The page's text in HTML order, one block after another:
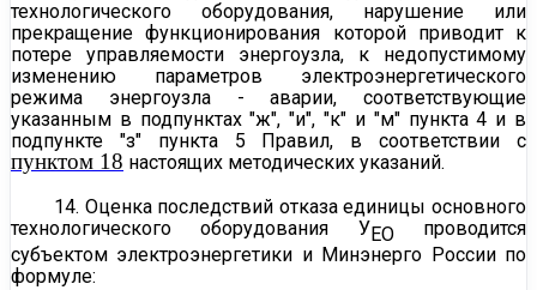
технологического оборудования, нарушение или
прекращение функционирования которой приводит к
потере управляемости энергоузла, к недопустимому
изменению параметров электроэнергетического
режима энергоузла - аварии, соответствующие
указанным в подпунктах "ж", "и", "к" и "м" пункта 4 и в
подпункте "з" пункта 5 Правил, в соответствии с
пунктом 18 настоящих методических указаний.
14. Оценка последствий отказа единицы основного
технологического оборудования УЕОпроводится
субъектом электроэнергетики и Минэнерго России по
формуле: